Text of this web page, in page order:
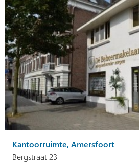
Kantoorruimte, Amersfoort
Bergstraat 23